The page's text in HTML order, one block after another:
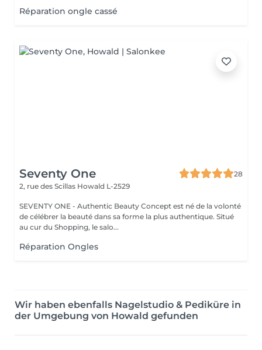
Réparation ongle cassé
Seventy One
28
2, rue des Scillas Howald L-2529
SEVENTY ONE - Authentic Beauty Concept est né de la volonté
de célébrer la beauté dans sa forme la plus authentique. Situé
au cur du Shopping, le salo...
Réparation Ongles
Wir haben ebenfalls Nagelstudio & Pediküre in
der Umgebung von Howald gefunden